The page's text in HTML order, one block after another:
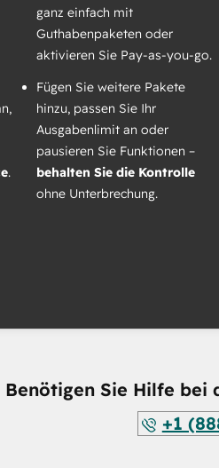
.
ganz einfach mit
Guthabenpaketen oder
aktivieren Sie Pay-as-you-go.
Fügen Sie weitere Pakete
hinzu, passen Sie Ihr
Ausgabenlimit an oder
pausieren Sie Funktionen –
behalten Sie die Kontrolle
ohne Unterbrechung.
Benötigen Sie Hilfe bei
+1